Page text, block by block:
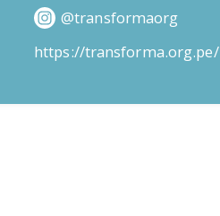
@transformaorg
https://transforma.org.pe/